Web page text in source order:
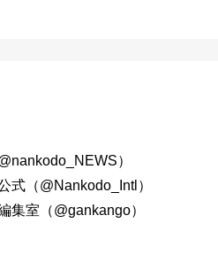
）
式（@Nankodo_Intl）
集室（@gankango）